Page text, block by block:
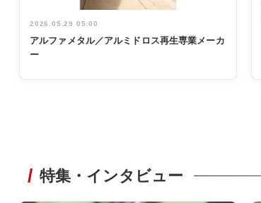
2026.05.29 05:00
アルファメタル／アルミドロス再生専業メーカ
ー
特集・インタビュー